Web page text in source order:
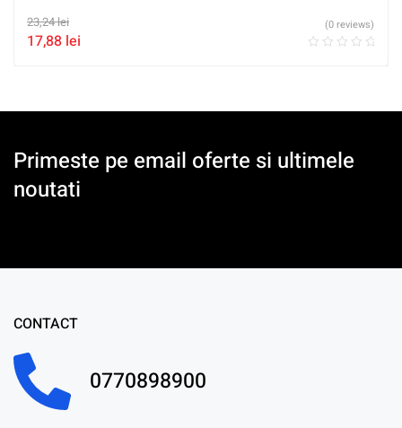
23,24lei
17,88 lei
(0 reviews)
Primeste pe email oferte si ultimele
noutati
CONTACT
0770898900